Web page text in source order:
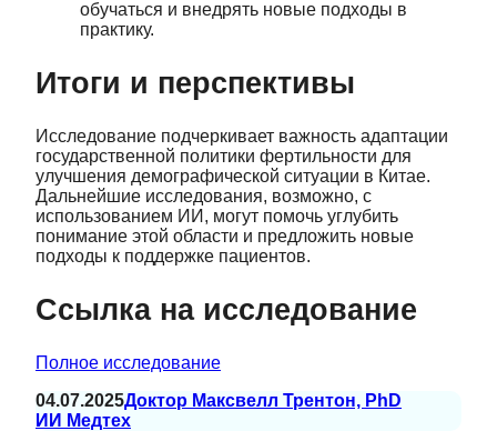
обучаться и внедрять новые подходы в
практику.
Итоги и перспективы
Исследование подчеркивает важность адаптации
государственной политики фертильности для
улучшения демографической ситуации в Китае.
Дальнейшие исследования, возможно, с
использованием ИИ, могут помочь углубить
понимание этой области и предложить новые
подходы к поддержке пациентов.
Ссылка на исследование
Полное исследование
04.07.2025Доктор Максвелл Трентон, PhD
ИИ Медтех